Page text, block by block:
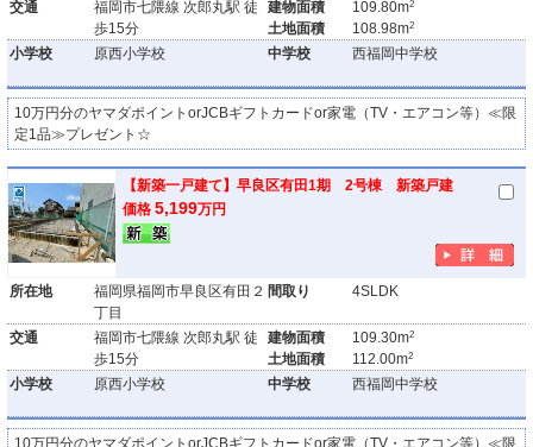
交通
福岡市七隈線 次郎丸駅 徒
歩15分
建物面積
土地面積
109.80m2
108.98m2
小学校 原西小学校 中学校 西福岡中学校
10万円分のヤマダポイントorJCBギフトカードor家電（TV・エアコン等）≪限
定1品≫プレゼント☆
【新築一戸建て】早良区有田1期 2号棟 新築戸建
価格 5,199万円
所在地
福岡県福岡市早良区有田２
丁目
間取り 4SLDK
交通
福岡市七隈線 次郎丸駅 徒
歩15分
建物面積
土地面積
109.30m2
112.00m2
小学校 原西小学校 中学校 西福岡中学校
10万円分のヤマダポイントorJCBギフトカードor家電（TV・エアコン等）≪限